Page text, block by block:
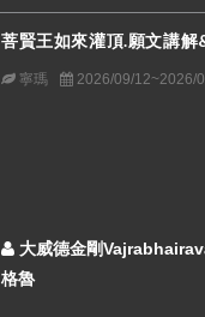
菩賢王如來灌頂.願文講解
寧瑪 2026/09/12~2026/
大威德金剛
格魯